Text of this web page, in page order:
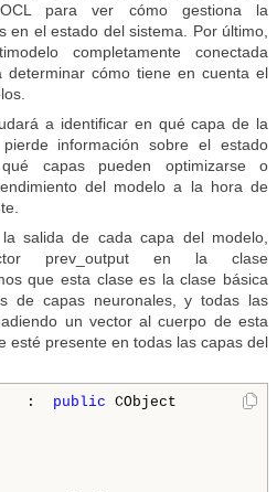
para ver cómo gestiona la
en el estado del sistema. Por último,
completamente conectada
determinar cómo tiene en cuenta el
a identificar en qué capa de la
información sobre el estado
capas pueden optimizarse o
del modelo a la hora de
salida de cada capa del modelo,
prev_output en la clase
que esta clase es la clase básica
de capas neuronales, y todas las
un vector al cuerpo de esta
esté presente en todas las capas del
: public CObject